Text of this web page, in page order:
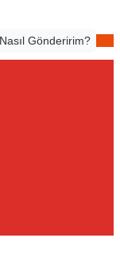
Nasıl Gönderirim?